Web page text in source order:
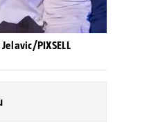
PIXSELL